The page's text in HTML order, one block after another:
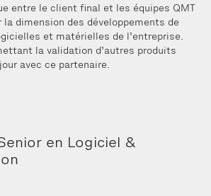
entre le client final et les équipes QMT
la dimension des développements de
et matérielles de l’entreprise.
la validation d’autres produits
avec ce partenaire.
en Logiciel &